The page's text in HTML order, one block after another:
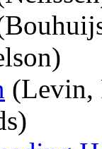
(Levin,